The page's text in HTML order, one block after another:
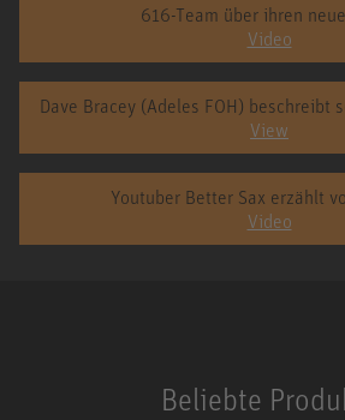
616-Team über ihren
Video
Dave Bracey (Adeles FOH) beschreibt
View
Youtuber Better Sax erzählt
Video
Beliebte